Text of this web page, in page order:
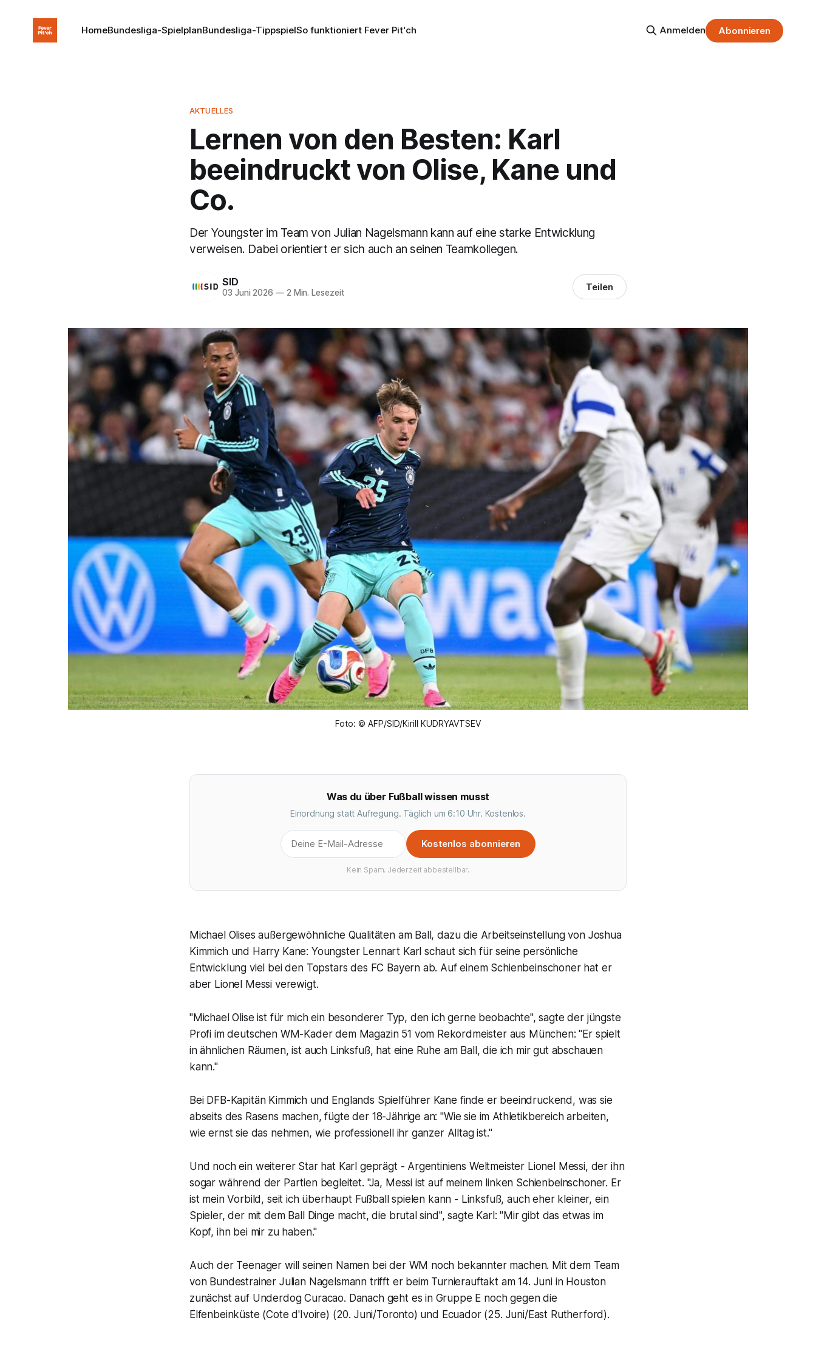
HomeBundesliga-SpielplanBundesliga-TippspielSo funktioniert Fever Pit'ch Anmelden Abonnieren
AKTUELLES
Lernen von den Besten: Karl
beeindruckt von Olise, Kane und
Co.
Der Youngster im Team von Julian Nagelsmann kann auf eine starke Entwicklung
verweisen. Dabei orientiert er sich auch an seinen Teamkollegen.
SID
03 Juni 2026 —2 Min. Lesezeit Teilen
Foto: © AFP/SID/Kirill KUDRYAVTSEV
Was du über Fußball wissen musst
Einordnung statt Aufregung. Täglich um 6:10 Uhr. Kostenlos.
Kostenlos abonnieren
Kein Spam. Jederzeit abbestellbar.
Michael Olises außergewöhnliche Qualitäten am Ball, dazu die Arbeitseinstellung von Joshua
Kimmich und Harry Kane: Youngster Lennart Karl schaut sich für seine persönliche
Entwicklung viel bei den Topstars des FC Bayern ab. Auf einem Schienbeinschoner hat er
aber Lionel Messi verewigt.
"Michael Olise ist für mich ein besonderer Typ, den ich gerne beobachte", sagte der jüngste
Profi im deutschen WM-Kader dem Magazin 51 vom Rekordmeister aus München: "Er spielt
in ähnlichen Räumen, ist auch Linksfuß, hat eine Ruhe am Ball, die ich mir gut abschauen
kann."
Bei DFB-Kapitän Kimmich und Englands Spielführer Kane finde er beeindruckend, was sie
abseits des Rasens machen, fügte der 18-Jährige an: "Wie sie im Athletikbereich arbeiten,
wie ernst sie das nehmen, wie professionell ihr ganzer Alltag ist."
Und noch ein weiterer Star hat Karl geprägt - Argentiniens Weltmeister Lionel Messi, der ihn
sogar während der Partien begleitet. "Ja, Messi ist auf meinem linken Schienbeinschoner. Er
ist mein Vorbild, seit ich überhaupt Fußball spielen kann - Linksfuß, auch eher kleiner, ein
Spieler, der mit dem Ball Dinge macht, die brutal sind", sagte Karl: "Mir gibt das etwas im
Kopf, ihn bei mir zu haben."
Auch der Teenager will seinen Namen bei der WM noch bekannter machen. Mit dem Team
von Bundestrainer Julian Nagelsmann trifft er beim Turnierauftakt am 14. Juni in Houston
zunächst auf Underdog Curacao. Danach geht es in Gruppe E noch gegen die
Elfenbeinküste (Cote d'Ivoire) (20. Juni/Toronto) und Ecuador (25. Juni/East Rutherford).